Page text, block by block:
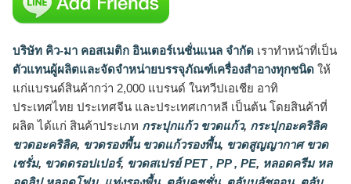
บริษัท คิว-มา คอสเมติก อินเตอร์เนชั่นแนล จำกัด เราทำหน้าที่เป็น
ตัวแทนผู้ผลิตและจัดจำหน่ายบรรจุภัณฑ์เครื่องสำอางทุกชนิด ให้
แก่แบรนด์สินค้ากว่า 2,000 แบรนด์ ในทวีปเอเชีย อาทิ
ประเทศไทย ประเทศจีน และประเทศเกาหลี เป็นต้น โดยสินค้าที่
ผลิต ได้แก่ สินค้าประเภท กระปุกแก้ว ขวดแก้ว, กระปุกอะคริลิค
ขวดอะคริลิค, ขวดรองพื้น ขวดแก้วรองพื้น, ขวดสูญญากาศ ขวด
เซรั่ม, ขวดดรอปเปอร์, ขวดสเปรย์ PET , PP , PE, หลอดครีม หล